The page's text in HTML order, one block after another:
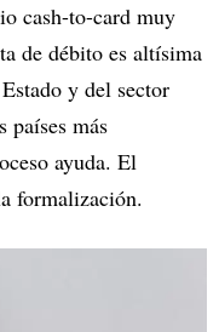
cash-to-card muy
de débito es altísima
y del sector
países más
ayuda. El
formalización.